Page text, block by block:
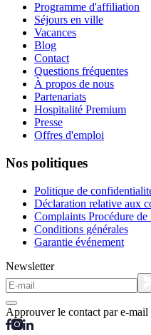
Programme d'affiliation
Séjours en ville
Vacances
Blog
Contact
Questions fréquentes
À propos de nous
Partenariats
Hospitalité Premium
Presse
Offres d'emploi
Nos politiques
Politique de
Déclaration relative aux
Complaints Procédure de
Conditions générales
Garantie événement
Newsletter
Approuver le contact par e-mail